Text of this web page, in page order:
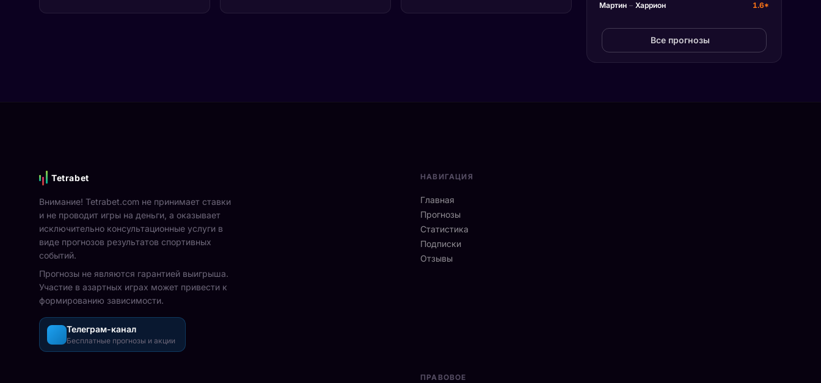
минуту. Разбираем, что
Мартин – Харрион 1.6*
Все прогнозы
Tetrabet
Внимание! Tetrabet.com не принимает ставки
и не проводит игры на деньги, а оказывает
исключительно консультационные услуги в
виде прогнозов результатов спортивных
событий.
Прогнозы не являются гарантией выигрыша.
Участие в азартных играх может привести к
формированию зависимости.
Телеграм-канал
Бесплатные прогнозы и акции
НАВИГАЦИЯ
Главная
Прогнозы
Статистика
Подписки
Отзывы
ПРАВОВОЕ